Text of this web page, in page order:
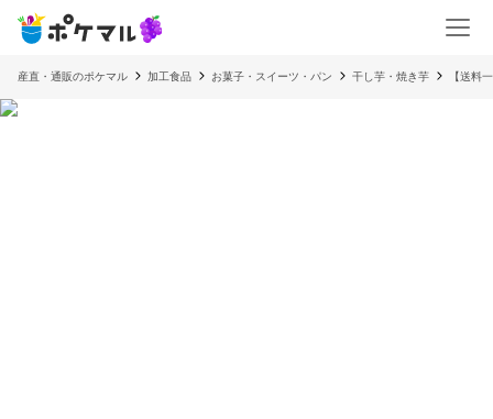
産直・通販のポケマル 加工食品 お菓子・スイーツ・パン 干し芋・焼き芋 【送料